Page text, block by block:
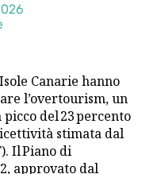
Canarie hanno
l’overtourism, un
del 23 percento
stimata dal
Il Piano di
approvato dal